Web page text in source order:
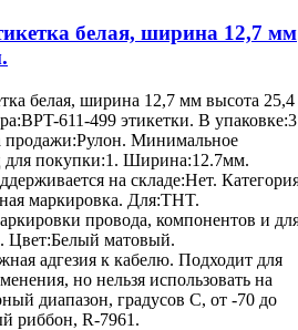
белая, ширина 12,7 мм
белая, ширина 12,7 мм высота 25,4
611-499 этикетки. В упаковке:3
Минимальное
для покупки:1. Ширина:12.7мм.
на складе:Нет.
маркировка. Для:THT.
провода, компонентов и
Цвет:Белый матовый.
адгезия к кабелю. Подходит для
но нельзя использовать на
диапазон, градусов С, от -70 до
риббон, R-7961.